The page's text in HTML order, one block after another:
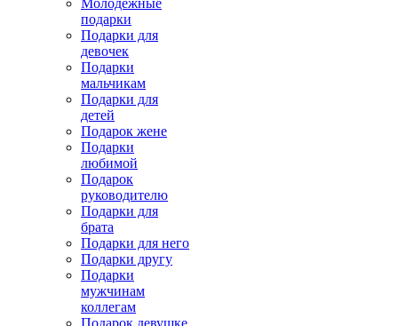
Молодежные
подарки
Подарки для
девочек
Подарки
мальчикам
Подарки для
детей
Подарок жене
Подарки
любимой
Подарок
руководителю
Подарки для
брата
Подарки для него
Подарки другу
Подарки
мужчинам
коллегам
Подарок девушке